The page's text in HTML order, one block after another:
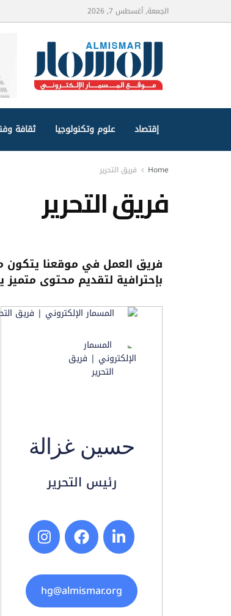
الجمعة, أغسطس 7, 2026
إقتصاد علوم وتكنولوجيا ثقافة
Home فريق التحرير
فريق التحرير
فريق العمل في موقعنا يتكون
بإحترافية لتقديم محتوى
حسين غزالة
رئيس التحرير
hg@almismar.org